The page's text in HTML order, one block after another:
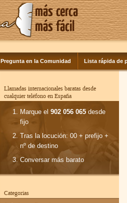
Pregunta en la Comunidad Lista rápida de
Llamadas internacionales baratas desde
cualquier teléfono en España
Marque el902 056 065 desde
fijo
Tras la locución: 00 + prefijo +
nº de destino
Conversar más barato
Categorías